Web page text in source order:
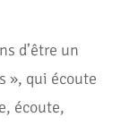
d’être un
», qui écoute
écoute,